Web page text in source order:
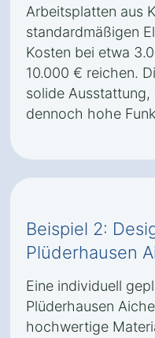
Arbeitsplatten aus
standardmäßigen
Kosten bei etwa
10.000 € reichen.
solide
dennoch hohe
Beispiel 2:
Plüderhausen
Eine individuell
Plüderhausen
hochwertige